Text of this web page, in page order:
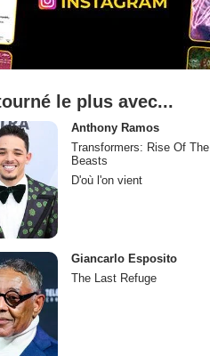
le plus avec...
Anthony Ramos
Transformers: Rise Of The
Beasts
D'où l'on vient
Giancarlo Esposito
The Last Refuge